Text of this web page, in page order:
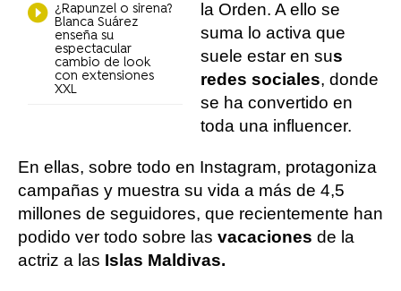
¿Rapunzel o sirena?
Blanca Suárez
enseña su
espectacular
cambio de look
con extensiones
XXL
la Orden. A ello se
suma lo activa que
suele estar en sus
redes sociales, donde
se ha convertido en
toda una influencer.
En ellas, sobre todo en Instagram, protagoniza
campañas y muestra su vida a más de 4,5
millones de seguidores, que recientemente han
podido ver todo sobre las vacaciones de la
actriz a las Islas Maldivas.